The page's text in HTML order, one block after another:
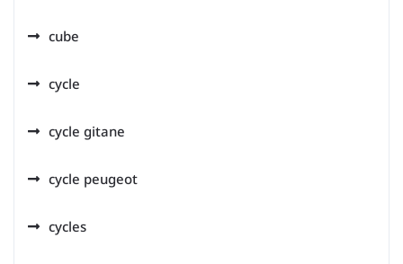
cube
cycle
cycle gitane
cycle peugeot
cycles